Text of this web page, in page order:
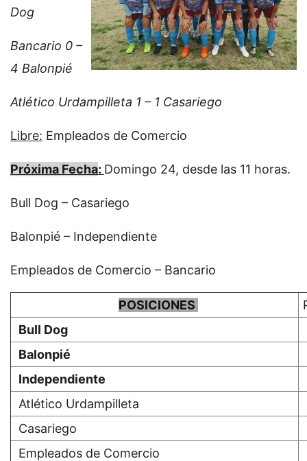
Dog
Bancario 0 –
4 Balonpié
Atlético Urdampilleta 1 – 1 Casariego
Libre: Empleados de Comercio
Próxima Fecha: Domingo 24, desde las 11 horas.
Bull Dog – Casariego
Balonpié – Independiente
Empleados de Comercio – Bancario
POSICIONES
Bull Dog
Balonpié
Independiente
Atlético Urdampilleta
Casariego
Empleados de Comercio